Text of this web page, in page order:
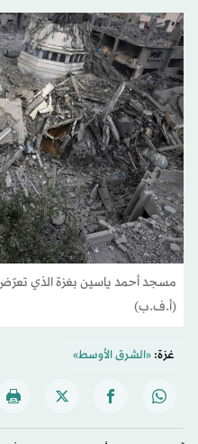
مسجد أحمد ياسين بغزة الذي
(أ.ف.ب)
غزة:«الشرق الأوسط»